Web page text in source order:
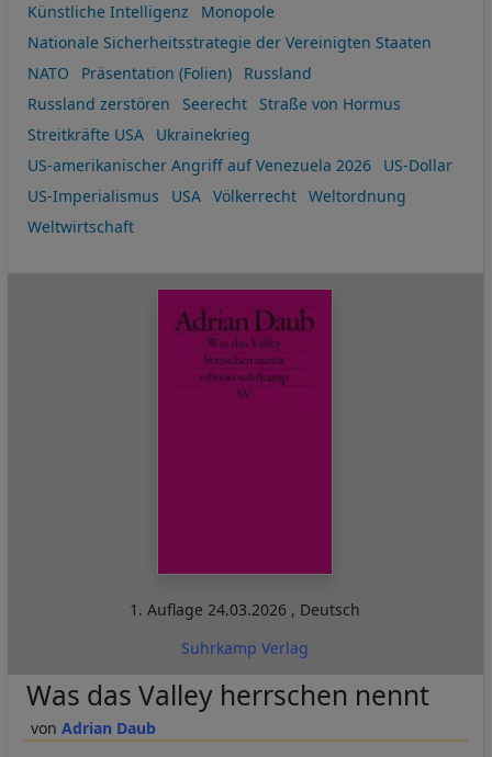
Künstliche Intelligenz
Monopole
Nationale Sicherheitsstrategie der Vereinigten Staaten
NATO
Präsentation (Folien)
Russland
Russland zerstören
Seerecht
Straße von Hormus
Streitkräfte USA
Ukrainekrieg
US-amerikanischer Angriff auf Venezuela 2026
US-Dollar
US-Imperialismus
USA Völkerrecht
Weltordnung
Weltwirtschaft
1. Auflage24.03.2026 , Deutsch
Suhrkamp Verlag
Adrian Daub
Was das Valley herrschen nennt